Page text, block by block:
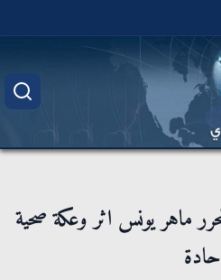
ماهر يونس اثر وعكة صحية
حادة